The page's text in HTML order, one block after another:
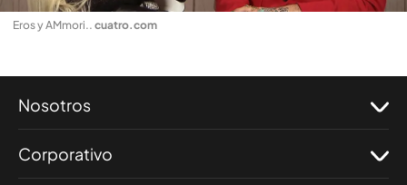
Eros y AMmori.. cuatro.com
Nosotros
Corporativo